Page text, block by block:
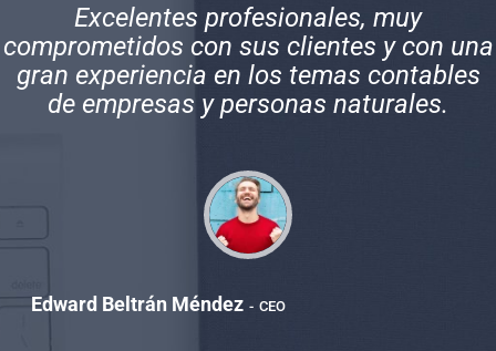
Excelentes profesionales, muy
comprometidos con sus clientes y con una
gran experiencia en los temas contables
de empresas y personas naturales.
Edward Beltrán Méndez CEO